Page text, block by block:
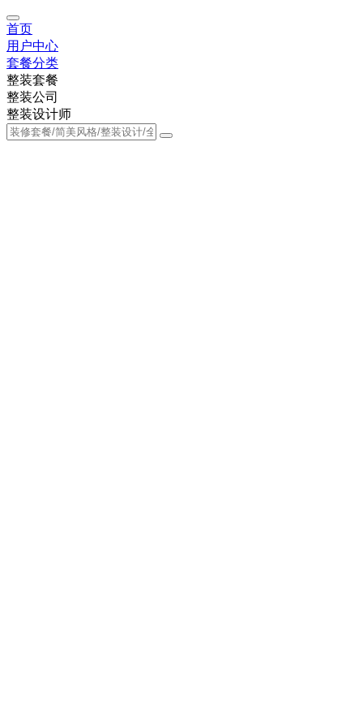
首页
用户中心
套餐分类
整装套餐
整装公司
整装设计师